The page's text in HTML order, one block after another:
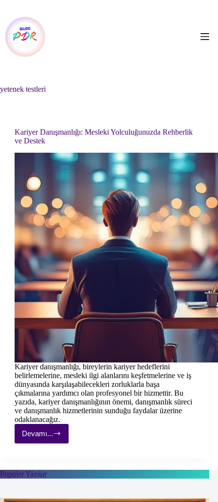
content
yetenek testleri
Kariyer Danışmanlığı: Mesleki Yolculuğunuzda Rehberlik
ve Destek
Kariyer danışmanlığı, bireylerin kariyer hedeflerini
belirlemelerine, mesleki ilgi alanlarını keşfetmelerine ve iş
dünyasında karşılaşabilecekleri zorluklarla başa
çıkmalarına yardımcı olan profesyonel bir hizmettir. Bu
yazıda, kariyer danışmanlığının önemi, danışmanlık süreci
ve danışmanlık hizmetlerinin sunduğu faydalar üzerine
odaklanacağız.
Devamı...
Kariyer
Danışmanlığı:
Rehberlik
ve
Popüler Yazılar